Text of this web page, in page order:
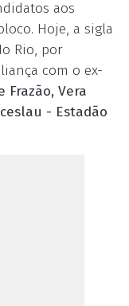
aos
Hoje, a sigla
Rio, por
com o ex-
Frazão, Vera
- Estadão